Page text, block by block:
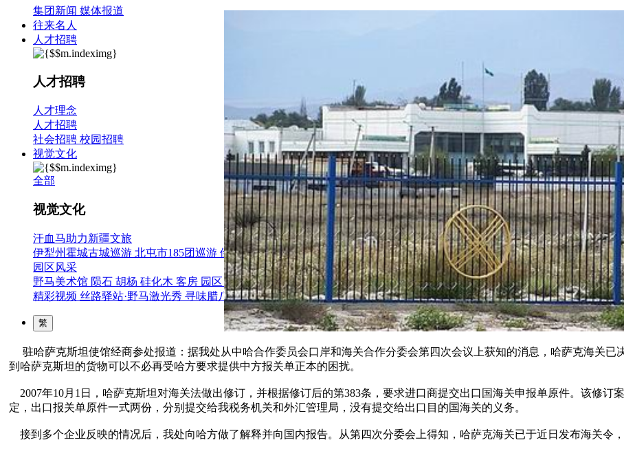
集团新闻 媒体报道
往来名人
人才招聘
人才招聘
人才理念
人才招聘
社会招聘 校园招聘
视觉文化
全部
视觉文化
汗血马助力新疆文旅
伊犁州霍城古城巡游 北屯市185团巡游 伊犁霍城县晃晃村巡游 阿勒泰北屯市巡游 阿勒泰布尔津县巡游 伊犁州察布查尔县
园区风采
野马美术馆 陨石 胡杨 硅化木 客房 园区 汗血马基地 F座大厅 国家记忆A馆 国家记忆B馆 红山玉馆 酒店大厅 料场餐厅 健身
精彩视频 丝路驿站·野马激光秀 寻味腊八 欢聚暖冬
繁
驻哈萨克斯坦使馆经商参处报道：据我处从中哈合作委员会口岸和海关合作分委会第四次会议上获知的消息，哈萨克海关已
到哈萨克斯坦的货物可以不必再受哈方要求提供中方报关单正本的困扰。
2007年10月1日，哈萨克斯坦对海关法做出修订，并根据修订后的第383条，要求进口商提交出口国海关申报单原件。该修订
定，出口报关单原件一式两份，分别提交给我税务机关和外汇管理局，没有提交给出口目的国海关的义务。
接到多个企业反映的情况后，我处向哈方做了解释并向国内报告。从第四次分委会上得知，哈萨克海关已于近日发布海关令